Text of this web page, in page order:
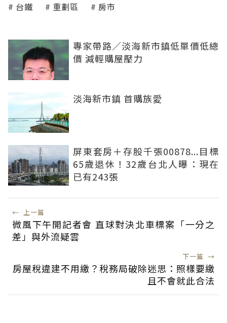
台鐵 重劃區 房市
專家帶路／淡海新市鎮低單價低總
價 減輕購屋壓力
淡海新市鎮 首購族愛
屏東套房＋存股千張00878...目標
65歲退休！32歲台北人曝：現在
已有243張
← 上一篇
微風下午開記者會 直球對決北車標案「一分之
差」與外流疑雲
下一篇 →
房屋稅違建不用繳？稅務局破除迷思：照樣要繳
且不會就此合法